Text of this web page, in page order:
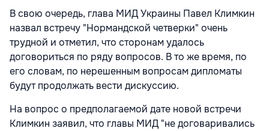
В свою очередь, глава МИД Украины Павел Климкин
назвал встречу "Нормандской четверки" очень
трудной и отметил, что сторонам удалось
договориться по ряду вопросов. В то же время, по
его словам, по нерешенным вопросам дипломаты
будут продолжать вести дискуссию.
На вопрос о предполагаемой дате новой встречи
Климкин заявил, что главы МИД "не договаривались